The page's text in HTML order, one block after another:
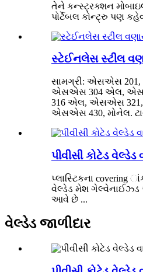
તેને કન્સ્ટ્રક્શન
પોર્ટેબલ કોન્ટ્રુ પણ
સ્ટેઈનલેસ સ્ટીલ
સામગ્રી: એસએસ
એસએસ 304 એલ,
316 એલ, એસએસ
એસએસ 430, મોનેલ.
પીવીસી કોટેડ
પ્લાસ્ટિકના covering
વેલ્ડેડ મેશ ગેલ્વેનાઈઝ્ડ
આવે છે ...
વેલ્ડેડ જાળીદાર